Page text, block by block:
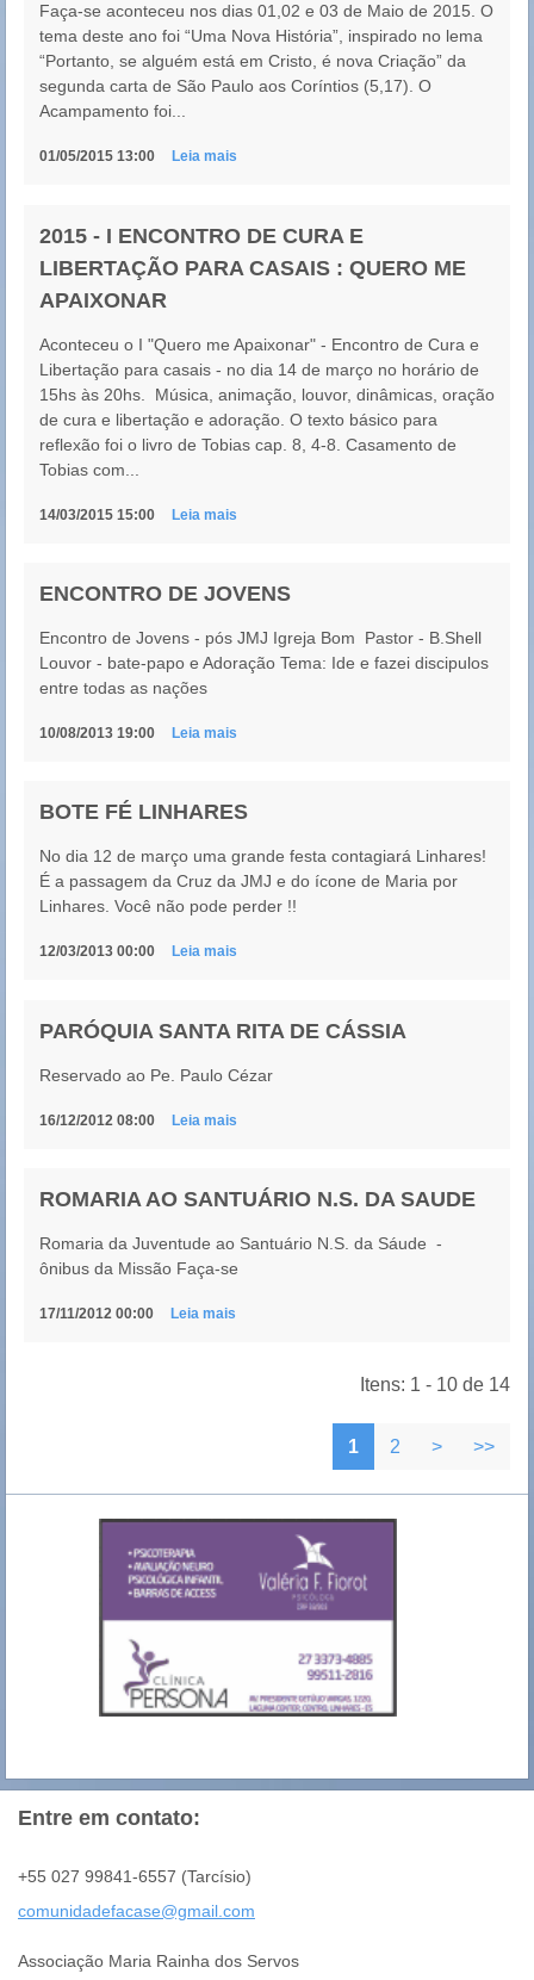
Faça-se aconteceu nos dias 01,02 e 03 de Maio de 2015. O
tema deste ano foi “Uma Nova História”, inspirado no lema
“Portanto, se alguém está em Cristo, é nova Criação” da
segunda carta de São Paulo aos Coríntios (5,17). O
Acampamento foi...
01/05/2015 13:00 Leia mais
2015 - I ENCONTRO DE CURA E
LIBERTAÇÃO PARA CASAIS : QUERO ME
APAIXONAR
Aconteceu o I "Quero me Apaixonar" - Encontro de Cura e
Libertação para casais - no dia 14 de março no horário de
15hs às 20hs. Música, animação, louvor, dinâmicas, oração
de cura e libertação e adoração. O texto básico para
reflexão foi o livro de Tobias cap. 8, 4-8. Casamento de
Tobias com...
14/03/2015 15:00 Leia mais
ENCONTRO DE JOVENS
Encontro de Jovens - pós JMJ Igreja Bom Pastor - B.Shell
Louvor - bate-papo e Adoração Tema: Ide e fazei discipulos
entre todas as nações
10/08/2013 19:00 Leia mais
BOTE FÉ LINHARES
No dia 12 de março uma grande festa contagiará Linhares!
É a passagem da Cruz da JMJ e do ícone de Maria por
Linhares. Você não pode perder !!
12/03/2013 00:00 Leia mais
PARÓQUIA SANTA RITA DE CÁSSIA
Reservado ao Pe. Paulo Cézar
16/12/2012 08:00 Leia mais
ROMARIA AO SANTUÁRIO N.S. DA SAUDE
Romaria da Juventude ao Santuário N.S. da Sáude -
ônibus da Missão Faça-se
17/11/2012 00:00 Leia mais
Itens: 1 - 10 de 14
1 2 > >>
Entre em contato:
+55 027 99841-6557 (Tarcísio)
comunidadefacase@gmail.com
Associação Maria Rainha dos Servos